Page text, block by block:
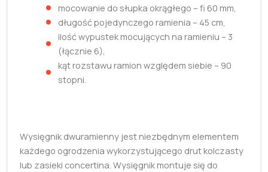
mocowanie do słupka okrągłego – fi 60 mm,
długość pojedynczego ramienia – 45 cm,
ilość wypustek mocujących na ramieniu – 3
(łącznie 6),
kąt rozstawu ramion względem siebie – 90
stopni.
Wysięgnik dwuramienny jest niezbędnym elementem
każdego ogrodzenia wykorzystującego drut kolczasty
lub zasieki concertina. Wysięgnik montuje się do